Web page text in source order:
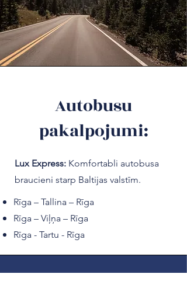
Autobusu
pakalpojumi:
Lux Express: Komfortabli autobusa
braucieni starp Baltijas valstīm.
Rīga – Tallina – Rīga
Rīga – Viļņa – Rīga
Rīga - Tartu - Rīga